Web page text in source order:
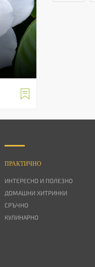

ПРАКТИЧНО
ИНТЕРЕСНО И ПОЛЕЗНО
ДОМАШНИ ХИТРИНКИ
СРЪЧНО
КУЛИНАРНО